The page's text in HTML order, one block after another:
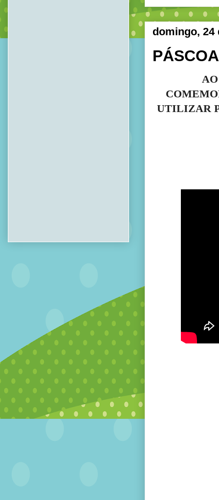
domingo, 24
UTILIZAR